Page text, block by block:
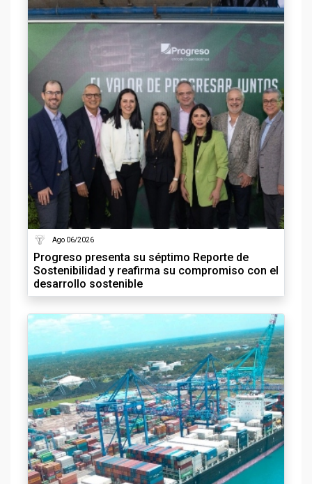
Ago 06/2026
Progreso presenta su séptimo Reporte de
Sostenibilidad y reafirma su compromiso con el
desarrollo sostenible